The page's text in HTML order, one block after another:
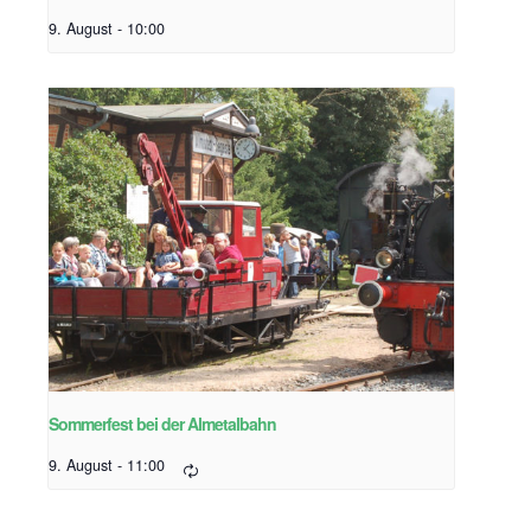
9. August - 10:00
Sommerfest bei der Almetalbahn
9. August - 11:00